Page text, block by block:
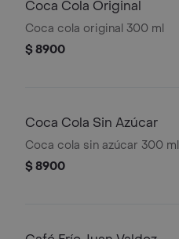
Coca Cola Original
Coca cola original 300 ml
$ 8900
Coca Cola Sin Azúcar
Coca cola sin azúcar 300 ml
$ 8900